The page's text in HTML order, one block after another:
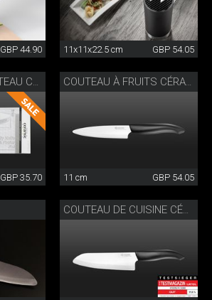
GBP 44.90 11x11x22.5 cm GBP 54.05
GBP 35.70 11 cm GBP 54.05
COUTEAU DE CUISINE CÉRAMIQUE